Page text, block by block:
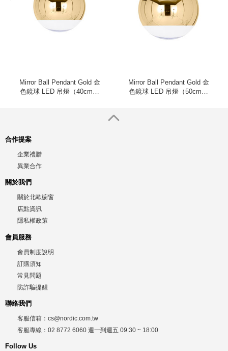
Mirror Ball Pendant Gold 金
色鏡球 LED 吊燈（40cm、
Mirror Ball Pendant Gold 金
色鏡球 LED 吊燈（50cm、
合作提案
企業禮贈
異業合作
關於我們
關於北歐櫥窗
店點資訊
隱私權政策
會員服務
會員制度說明
訂購須知
常見問題
防詐騙提醒
聯絡我們
客服信箱： cs@nordic.com.tw
客服專線： 02 8772 6060 週一到週五 09:30 ~ 18:00
Follow Us